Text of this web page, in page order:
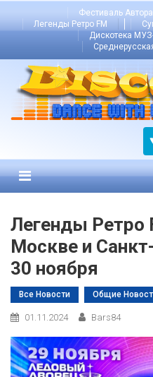
Фестиваль
Легенды Ретро FM
Дискотека
Menu
Легенды Ретро
Москве и
30 ноября
Все Новости Общие
01.11.2024 Bars84